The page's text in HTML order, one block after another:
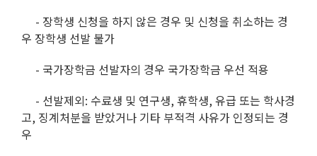
- 장학생 신청을 하지 않은 경우 및 신청을 취소하는 경
우 장학생 선발 불가
- 국가장학금 선발자의 경우 국가장학금 우선 적용
- 선발제외: 수료생 및 연구생, 휴학생, 유급 또는 학사경
고, 징계처분을 받았거나 기타 부적격 사유가 인정되는 경
우